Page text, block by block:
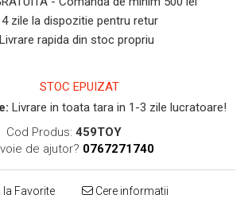
zile la dispozitie pentru retur
Livrare rapida din stoc propriu
STOC EPUIZAT
Livrare in toata tara in 1-3 zile lucratoare!
Cod Produs: 459TOY
de ajutor? 0767271740
Favorite Cere informatii